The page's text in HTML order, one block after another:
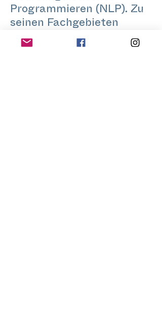
Programmieren (NLP). Zu
seinen Fachgebieten
zählen: psychische